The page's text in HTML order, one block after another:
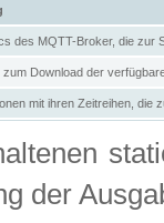
des MQTT-Broker, die zur
zum Download der
mit ihren Zeitreihen, die
der